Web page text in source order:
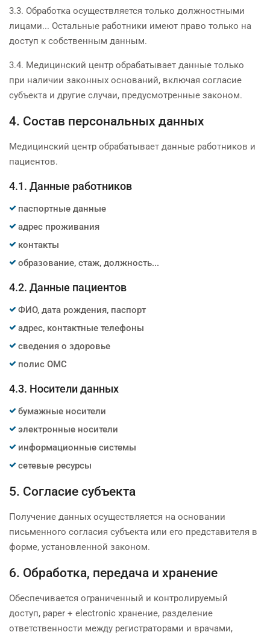
3.3. Обработка осуществляется только должностными
лицами... Остальные работники имеют право только на
доступ к собственным данным.
3.4. Медицинский центр обрабатывает данные только
при наличии законных оснований, включая согласие
субъекта и другие случаи, предусмотренные законом.
4. Состав персональных данных
Медицинский центр обрабатывает данные работников и
пациентов.
4.1. Данные работников
паспортные данные
адрес проживания
контакты
образование, стаж, должность...
4.2. Данные пациентов
ФИО, дата рождения, паспорт
адрес, контактные телефоны
сведения о здоровье
полис ОМС
4.3. Носители данных
бумажные носители
электронные носители
информационные системы
сетевые ресурсы
5. Согласие субъекта
Получение данных осуществляется на основании
письменного согласия субъекта или его представителя в
форме, установленной законом.
6. Обработка, передача и хранение
Обеспечивается ограниченный и контролируемый
доступ, paper + electronic хранение, разделение
ответственности между регистраторами и врачами,